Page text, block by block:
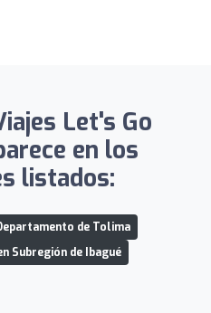
Let's Go
en los
listados:
de Tolima
Subregión de Ibagué